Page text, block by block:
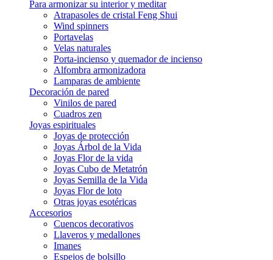
Para armonizar su interior y meditar
Atrapasoles de cristal Feng Shui
Wind spinners
Portavelas
Velas naturales
Porta-incienso y quemador de incienso
Alfombra armonizadora
Lamparas de ambiente
Decoración de pared
Vinilos de pared
Cuadros zen
Joyas espirituales
Joyas de protección
Joyas Árbol de la Vida
Joyas Flor de la vida
Joyas Cubo de Metatrón
Joyas Semilla de la Vida
Joyas Flor de loto
Otras joyas esotéricas
Accesorios
Cuencos decorativos
Llaveros y medallones
Imanes
Espejos de bolsillo